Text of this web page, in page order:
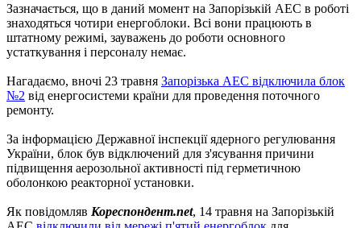
Зазначається, що в даний момент на Запорізькій АЕС в роботі
знаходяться чотири енергоблоки. Всі вони працюють в
штатному режимі, зауважень до роботи основного
устаткування і персоналу немає.
Нагадаємо, вночі 23 травня Запорізька АЕС відключила блок
№2 від енергосистеми країни для проведення поточного
ремонту.
За інформацією Державної інспекції ядерного регулювання
України, блок був відключений для з'ясування причини
підвищення аерозольної активності під герметичною
оболонкою реакторної установки.
Як повідомляв Кореспондент.net, 14 травня на Запорізькій